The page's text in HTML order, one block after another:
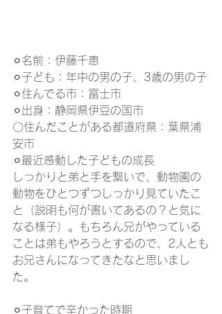
⚪︎名前：伊藤千恵
⚪︎子ども：年中の男の子、3歳の男の子
⚪︎住んでる市：富士市
⚪︎出身：静岡県伊豆の国市
〇住んだことがある都道府県：葉県浦
安市
⚪︎最近感動した子どもの成長
しっかりと弟と手を繋いで、動物園の
動物をひとつずつしっかり見ていたこ
と（説明も何が書いてあるの？と気に
なる様子）。もちろん兄がやっている
ことは弟もやろうとするので、2人とも
お兄さんになってきたなと思いまし
た。
⚪︎子育てで辛かった時期